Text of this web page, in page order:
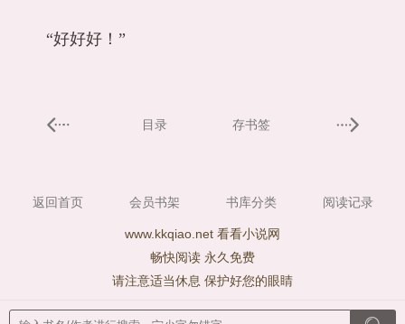
“好好好！”
目录 存书签
返回首页 会员书架 书库分类 阅读记录
www.kkqiao.net 看看小说网
畅快阅读 永久免费
请注意适当休息 保护好您的眼睛